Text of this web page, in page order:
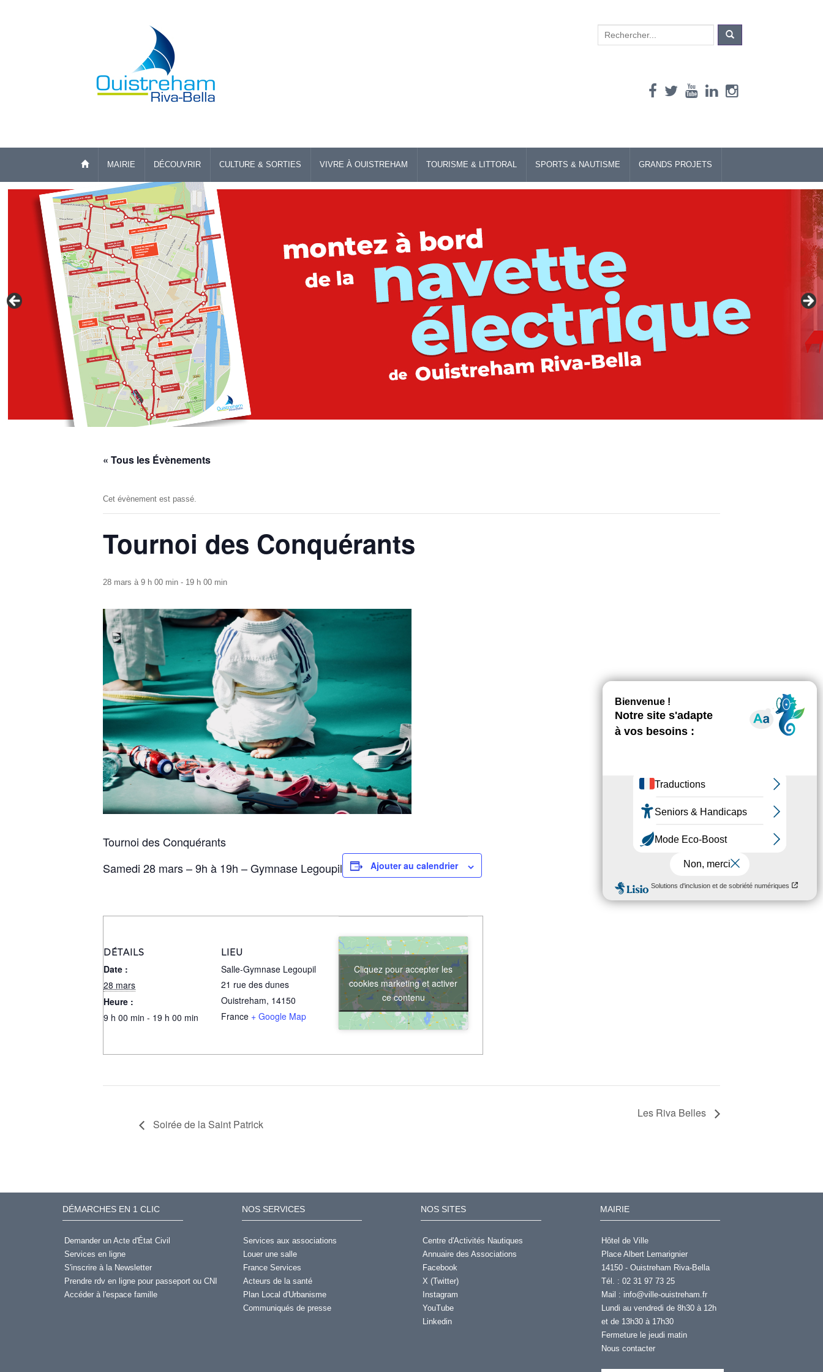
Search
for:
MAIRIE DÉCOUVRIR CULTURE & SORTIES VIVRE À OUISTREHAM TOURISME & LITTORAL SPORTS & NAUTISME GRANDS PROJETS
« Tous les Évènements
Cet évènement est passé.
Tournoi des Conquérants
28 mars à 9 h 00 min - 19 h 00 min
Tournoi des Conquérants
Samedi 28 mars – 9h à 19h – Gymnase Legoupil
Ajouter au calendrier
DÉTAILS
Date :
28 mars
Heure :
9 h 00 min - 19 h 00 min
LIEU
Salle-Gymnase Legoupil
21 rue des dunes
Ouistreham, 14150
France + Google Map
Cliquez pour accepter les
cookies marketing et activer
ce contenu
Soirée de la Saint Patrick
Les Riva Belles
DÉMARCHES EN 1 CLIC
Demander un Acte d'État Civil
Services en ligne
S'inscrire à la Newsletter
Prendre rdv en ligne pour passeport ou CNI
Accéder à l'espace famille
NOS SERVICES
Services aux associations
Louer une salle
France Services
Acteurs de la santé
Plan Local d'Urbanisme
Communiqués de presse
NOS SITES
Centre d'Activités Nautiques
Annuaire des Associations
Facebook
X (Twitter)
Instagram
YouTube
Linkedin
MAIRIE
Hôtel de Ville
Place Albert Lemarignier
14150 - Ouistreham Riva-Bella
Tél. : 02 31 97 73 25
Mail : info@ville-ouistreham.fr
Lundi au vendredi de 8h30 à 12h
et de 13h30 à 17h30
Fermeture le jeudi matin
Nous contacter